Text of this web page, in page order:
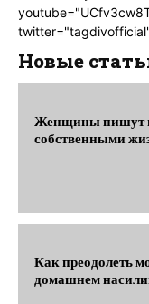
Новые
Женщины пишут
собственными
Как преодолеть
домашнем